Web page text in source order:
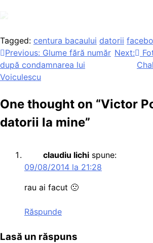
Tagged: centura bacaului datorii
Navigare
în
Previous: Glume fără număr
după condamnarea lui
Voiculescu
Next:
One thought on “Victor
datorii la mine”
claudiu lichi spune:
09/08/2014 la 21:28
rau ai facut 🙁
Răspunde
Lasă un răspuns